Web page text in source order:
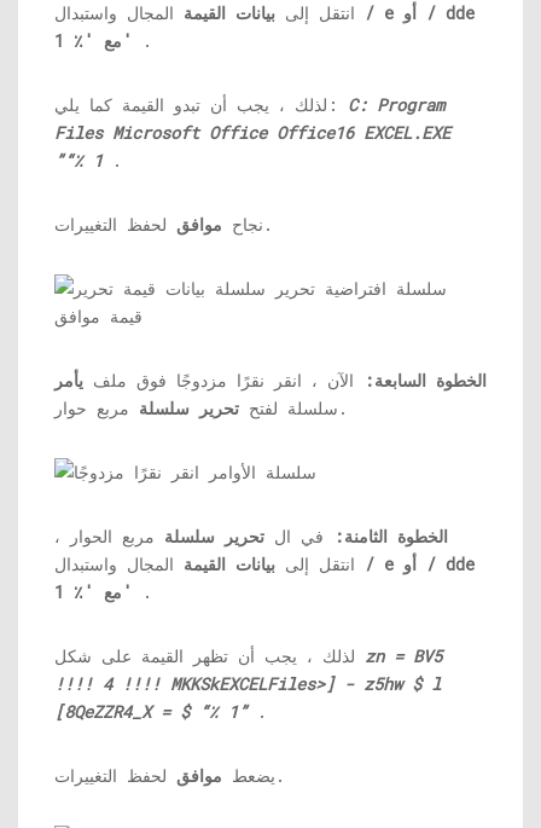
انتقل إلى بيانات القيمة
/ e أو / dde
مع '٪ 1'
.
لذلك ، يجب أن تبدو القيمة كما يلي: C: Program
Files Microsoft Office Office16 EXCEL.EXE
”“٪ 1 .
نجاح موافق لحفظ التغييرات.
الخطوة السابعة: الآن ، انقر نقرًا مزدوجًا فوق ملف يأمر
سلسلة لفتح تحرير سلسلة مربع حوار.
الخطوة الثامنة: في ال تحرير سلسلة مربع الحوار ،
انتقل إلى بيانات القيمة
/ e أو / dde
مع '٪ 1'
.
zn = BV5
!!!! 4 !!!! MKKSkEXCELFiles>] - z5hw $ l
[8QeZZR4_X = $ “٪ 1” .
يضعط موافق لحفظ التغييرات.